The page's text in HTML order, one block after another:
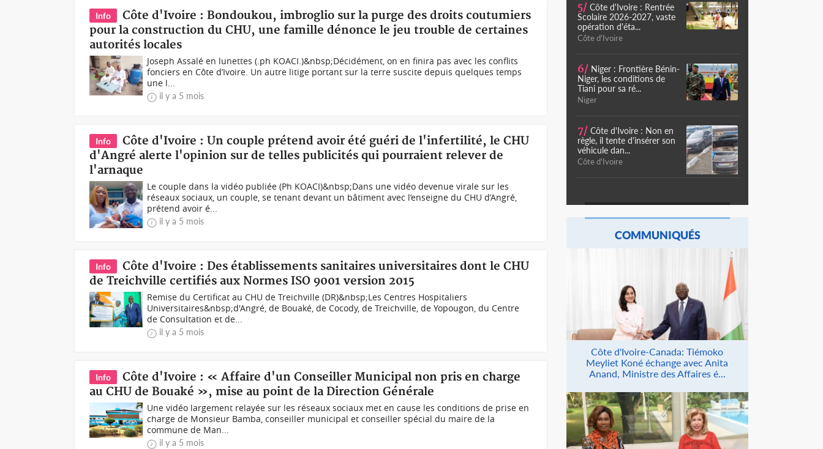
Info
Côte d'Ivoire : Bondoukou, imbroglio sur la purge des droits coutumiers
pour la construction du CHU, une famille dénonce le jeu trouble de certaines
autorités locales
Joseph Assalé en lunettes (.ph KOACI.)&nbsp;Décidément, on en finira pas avec les conflits
fonciers en Côte d’Ivoire. Un autre litige portant sur la terre suscite depuis quelques temps
une l...
il y a 5 mois
Info
Côte d'Ivoire : Un couple prétend avoir été guéri de l'infertilité, le CHU
d'Angré alerte l'opinion sur de telles publicités qui pourraient relever de
l'arnaque
Le couple dans la vidéo publiée (Ph KOACI)&nbsp;Dans une vidéo devenue virale sur les
réseaux sociaux, un couple, se tenant devant un bâtiment avec l’enseigne du CHU d’Angré,
prétend avoir é...
il y a 5 mois
Info
Côte d'Ivoire : Des établissements sanitaires universitaires dont le CHU
de Treichville certifiés aux Normes ISO 9001 version 2015
Remise du Certificat au CHU de Treichville (DR)&nbsp;Les Centres Hospitaliers
Universitaires&nbsp;d'Angré, de Bouaké, de Cocody, de Treichville, de Yopougon, du Centre
de Consultation et de...
il y a 5 mois
Info
Côte d'Ivoire : « Affaire d'un Conseiller Municipal non pris en charge
au CHU de Bouaké », mise au point de la Direction Générale
Une vidéo largement relayée sur les réseaux sociaux met en cause les conditions de prise en
charge de Monsieur Bamba, conseiller municipal et conseiller spécial du maire de la
commune de Man...
il y a 5 mois
5/ Côte d'Ivoire : Rentrée
Scolaire 2026-2027, vaste
opération d'éta...
Côte d'Ivoire
6/ Niger : Frontière Bénin-
Niger, les conditions de
Tiani pour sa ré...
Niger
7/ Côte d'Ivoire : Non en
règle, il tente d'insérer son
véhicule dan...
Côte d'Ivoire
COMMUNIQUÉS
Côte d'Ivoire-Canada: Tiémoko
Meyliet Koné échange avec Anita
Anand, Ministre des Affaires é...